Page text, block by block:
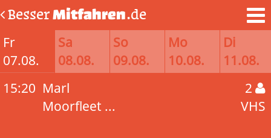
BesserMitfahren.de
Fr
07.08.
Sa
08.08.
So
09.08.
Mo
10.08.
Di
11.08.
15:20 Marl
Moorfleet ...
2
VHS